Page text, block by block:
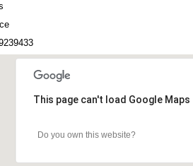
This page can't load Google
Do you own this website?